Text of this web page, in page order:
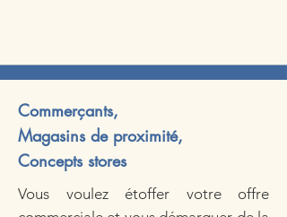
Commerçants,
Magasins de proximité,
Concepts stores
​​Vous voulez étoffer votre offre